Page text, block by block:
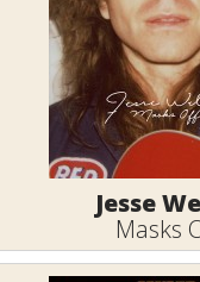
Jesse
Masks